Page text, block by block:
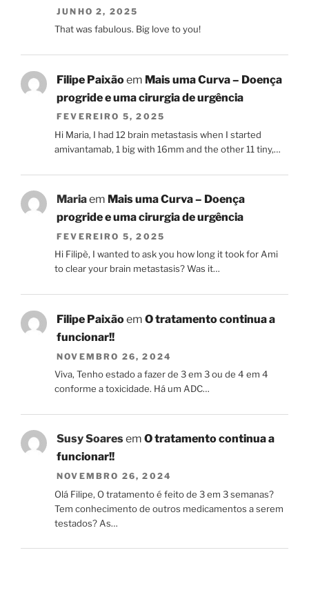
JUNHO 2, 2025
That was fabulous. Big love to you!
Filipe Paixãoem Mais uma Curva – Doença
progride e uma cirurgia de urgência
FEVEREIRO 5, 2025
Hi Maria, I had 12 brain metastasis when I started
amivantamab, 1 big with 16mm and the other 11 tiny,…
Mariaem Mais uma Curva – Doença
progride e uma cirurgia de urgência
FEVEREIRO 5, 2025
Hi Filipè, I wanted to ask you how long it took for Ami
to clear your brain metastasis? Was it…
Filipe Paixãoem O tratamento continua a
funcionar!!
NOVEMBRO 26, 2024
Viva, Tenho estado a fazer de 3 em 3 ou de 4 em 4
conforme a toxicidade. Há um ADC…
Susy Soaresem O tratamento continua a
funcionar!!
NOVEMBRO 26, 2024
Olá Filipe, O tratamento é feito de 3 em 3 semanas?
Tem conhecimento de outros medicamentos a serem
testados? As…